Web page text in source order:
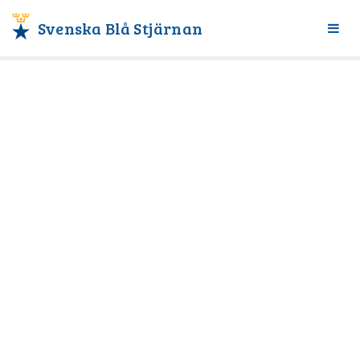
Svenska Blå Stjärnan
Växla